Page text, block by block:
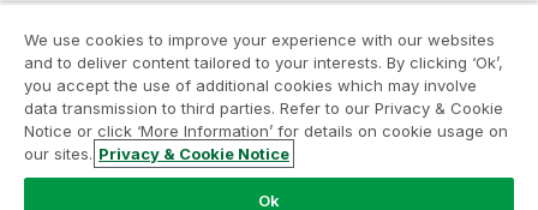
Qlik コミュニティ
法的契約 製品規約
Legal Policies
リーガルポリシー
利用規約
Do Not Share My Info
We use cookies to improve your experience with our websites
and to deliver content tailored to your interests. By clicking ‘Ok’,
you accept the use of additional cookies which may involve
data transmission to third parties. Refer to our Privacy & Cookie
Notice or click ‘More Information’ for details on cookie usage on
our sites. Privacy & Cookie Notice
Ok